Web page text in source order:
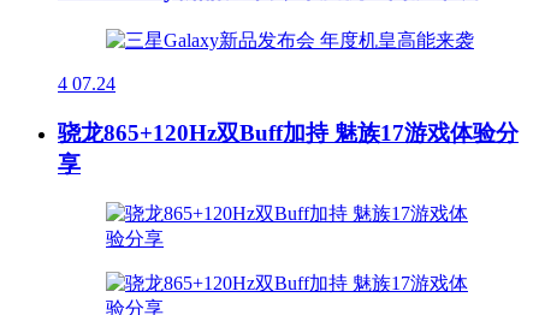
4 07.24
骁龙865+120Hz双Buff加持 魅族17游戏体验分
享